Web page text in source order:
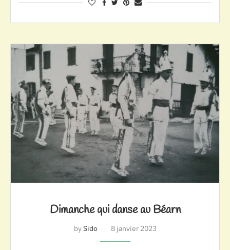
Dimanche qui danse au Béarn
bySido 8 janvier 2023